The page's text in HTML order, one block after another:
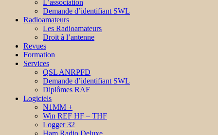
L’association
Demande d’identifiant SWL
Radioamateurs
Les Radioamateurs
Droit à l’antenne
Revues
Formation
Services
QSL ANRPFD
Demande d’identifiant SWL
Diplômes RAF
Logiciels
N1MM +
Win REF HF – THF
Logger 32
Ham Radio Deluxe